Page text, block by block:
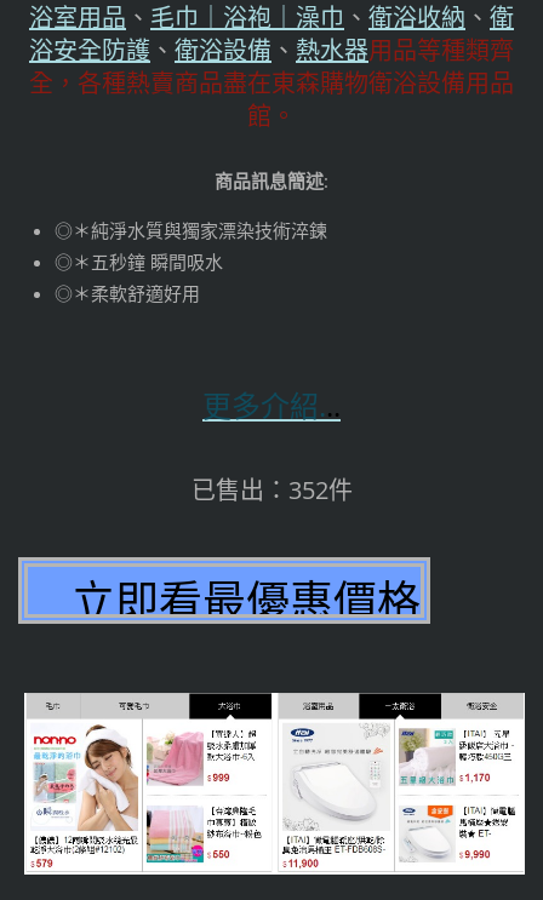
浴室用品 、 毛巾｜浴袍｜澡巾 、 衛浴收納 、 衛
浴安全防護 、 衛浴設備 、 熱水器用品等種類齊
全，各種熱賣商品盡在東森購物衛浴設備用品
館。
商品訊息簡述:
◎＊純淨水質與獨家漂染技術淬鍊
◎＊五秒鐘 瞬間吸水
◎＊柔軟舒適好用
更多介紹...
已售出：352件